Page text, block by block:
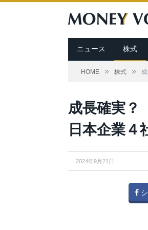
ニュース 株式
HOME » 株式 »
成長確実？
日本企業４
2024年9月21日
シ